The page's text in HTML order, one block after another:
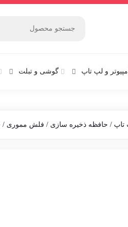
و‌‌‌‌‌ لپ تاپ گوشی و تبلت
تاپ / حافظه ذخیره سازی / فلش مموری /